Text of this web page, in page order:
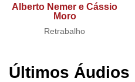
Alberto Nemer e Cássio
Moro
Retrabalho
Últimos Áudios